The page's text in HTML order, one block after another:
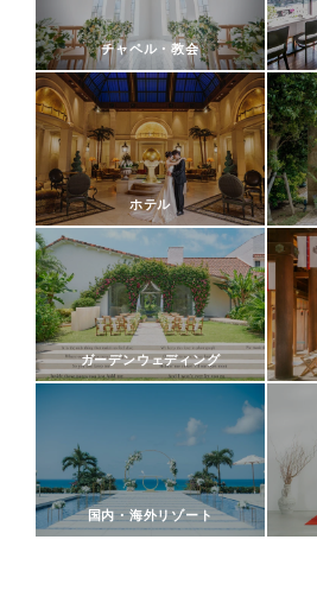
チャペル・教会
ホテル
ガーデンウェディング
国内・海外リゾート